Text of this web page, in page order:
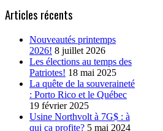
Articles récents
Nouveautés printemps
2026! 8 juillet 2026
Les élections au temps des
Patriotes! 18 mai 2025
La quête de la souveraineté
: Porto Rico et le Québec
19 février 2025
Usine Northvolt à 7G$ : à
qui ça profite? 5 mai 2024